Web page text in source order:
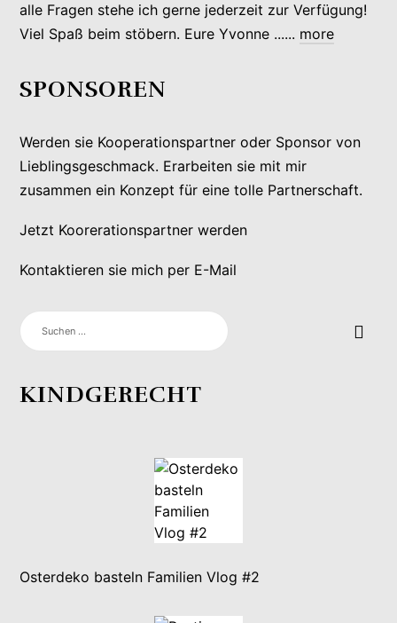
alle Fragen stehe ich gerne jederzeit zur Verfügung!
Viel Spaß beim stöbern. Eure Yvonne ...... more
SPONSOREN
Werden sie Kooperationspartner oder Sponsor von
Lieblingsgeschmack. Erarbeiten sie mit mir
zusammen ein Konzept für eine tolle Partnerschaft.
Jetzt Koorerationspartner werden
Kontaktieren sie mich per E-Mail
SUCHEN
NACH:
KINDGERECHT
Osterdeko basteln Familien Vlog #2